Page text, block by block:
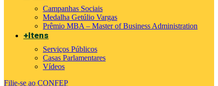
Campanhas Sociais
Medalha Getúlio Vargas
Prêmio MBA – Master of Business Administration
+Itens
Serviços Públicos
Casas Parlamentares
Vídeos
Filie-se ao CONFEP